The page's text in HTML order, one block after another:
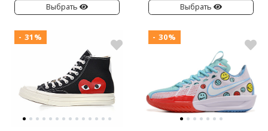
Выбрать Выбрать
- 31% - 30%